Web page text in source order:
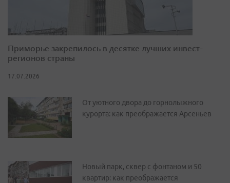
Приморье закрепилось в десятке лучших инвест-
регионов страны
17.07.2026
От уютного двора до горнолыжного
курорта: как преображается Арсеньев
Новый парк, сквер с фонтаном и 50
квартир: как преображается